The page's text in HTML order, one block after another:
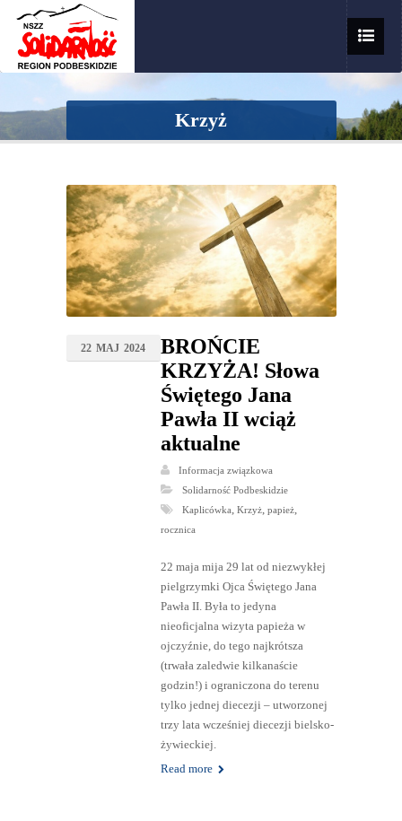
Krzyż
22 MAJ 2024
BROŃCIE
KRZYŻA! Słowa
Świętego Jana
Pawła II wciąż
aktualne
Informacja związkowa
Solidarność Podbeskidzie
Kaplicówka, Krzyż, papież,
rocznica
22 maja mija 29 lat od niezwykłej
pielgrzymki Ojca Świętego Jana
Pawła II. Była to jedyna
nieoficjalna wizyta papieża w
ojczyźnie, do tego najkrótsza
(trwała zaledwie kilkanaście
godzin!) i ograniczona do terenu
tylko jednej diecezji – utworzonej
trzy lata wcześniej diecezji bielsko-
żywieckiej.
Read more